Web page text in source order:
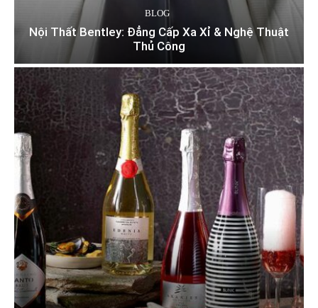
BLOG
Nội Thất Bentley: Đẳng Cấp Xa Xỉ & Nghệ Thuật
Thủ Công